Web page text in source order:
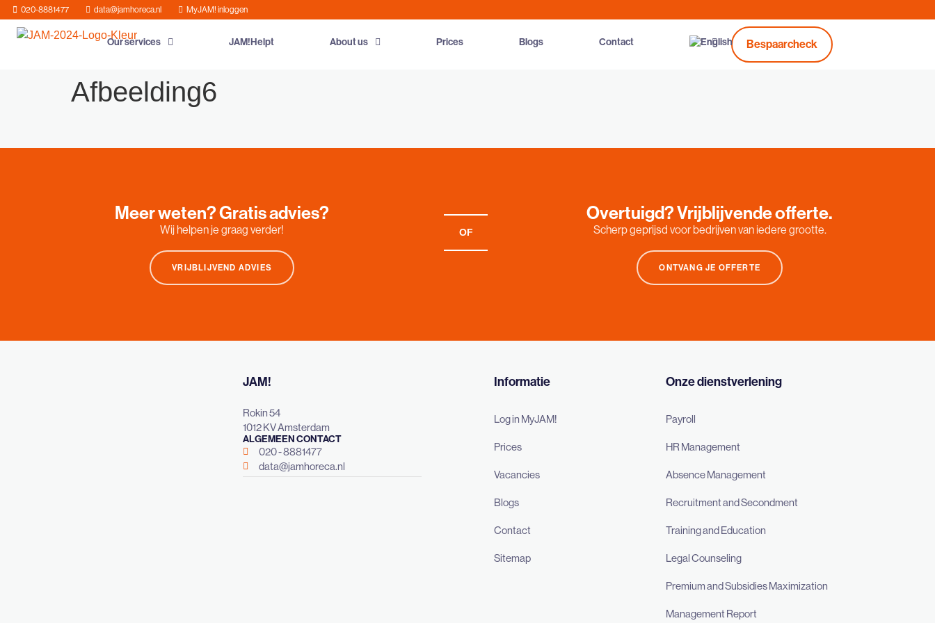
020-8881477 data@jamhoreca.nl MyJAM! inloggen
Our services JAM!Helpt About us Prices Blogs Contact Bespaarcheck
Afbeelding6
Meer weten? Gratis advies?
Wij helpen je graag verder!
VRIJBLIJVEND ADVIES
OF
Overtuigd? Vrijblijvende offerte.
Scherp geprijsd voor bedrijven van iedere grootte.
ONTVANG JE OFFERTE
JAM!
Rokin 54
1012 KV Amsterdam
ALGEMEEN CONTACT
020 - 8881477
data@jamhoreca.nl
Informatie
Log in MyJAM!
Prices
Vacancies
Blogs
Contact
Sitemap
Onze dienstverlening
Payroll
HR Management
Absence Management
Recruitment and Secondment
Training and Education
Legal Counseling
Premium and Subsidies Maximization
Management Report